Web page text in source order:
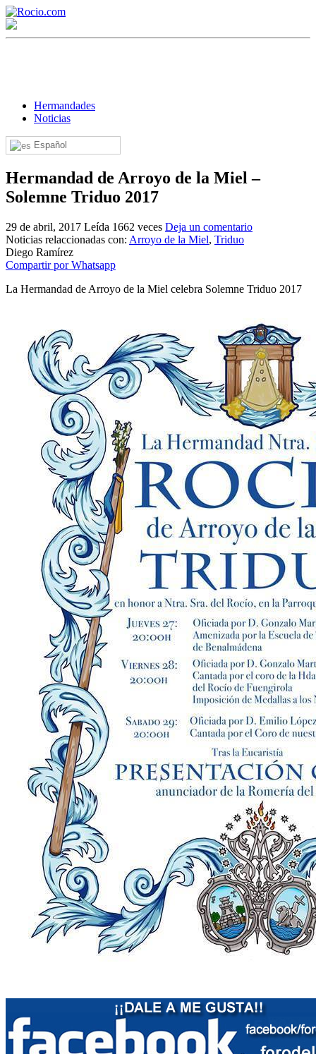
Hermandades
Noticias
Español
Hermandad de Arroyo de la Miel –
Solemne Triduo 2017
29 de abril, 2017 Leída 1662 veces Deja un comentario
Noticias relaccionadas con: Arroyo de la Miel, Triduo
Diego Ramírez
Compartir por Whatsapp
La Hermandad de Arroyo de la Miel celebra Solemne Triduo 2017
¡Bienvenido! Soy el asistente virtual de rocio.com.
¿En qué puedo ayudarte?
Historia de la Virgen del Rocío
¿Cuándo es la romería del Rocío?
El traslado cada siete años
¿Cuales son los actos principales que se celebran en el
Rocío?
Quiero hacer el camino,¿que tengo que hacer?
En el Rocío, ¿dónde me alojo?